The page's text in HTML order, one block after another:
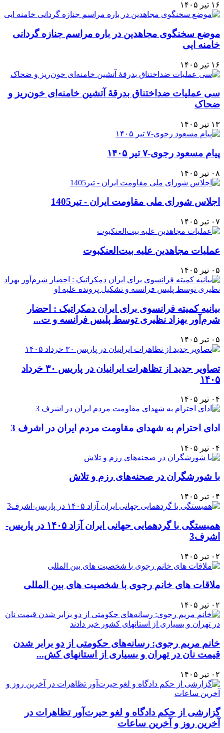
۱۶ تیر ۱۴۰۵
موضع سخنگوی مجاهدین در باره مراسم جنازه گردانی
خامنه ایی
۱۶ تیر ۱۴۰۵
سی عملیات ضداختناق بدرقهٔ آتشین خامنه‌ای خون‌ریز و
ضحاک
۱۳ تیر ۱۴۰۵
پیام مسعود رجوی-۷ تیر ۱۴۰۵
۰۸ تیر ۱۴۰۵
اجلاس شورای ملی مقاومت ایران - تیر1405
۰۷ تیر ۱۴۰۵
عملیات مجاهدین علیه بیت‌العنکبوت
۰۵ تیر ۱۴۰۵
بیانیه کمیته فرانسوی برای ایران دمکراتیک : احضار
شرم‌آور بهزاد نظیری توسط پلیس فرانسه و ت...
۰۵ تیر ۱۴۰۵
تصاویر جدید از تظاهرات ایرانیان در پاریس ۳۰ خرداد
۱۴۰۵
۰۴ تیر ۱۴۰۵
ادای احترام به شهدای مقاومت مردم ایران در اشرف 3
۰۴ تیر ۱۴۰۵
با شورشگران در صحنه‌های رزم و تلاش
۰۴ تیر ۱۴۰۵
همبستگی با گردهمایی جهانی ایران آزاد ۱۴۰۵ در پاریس-
اشرف3
۰۲ تیر ۱۴۰۵
ملاقات های خانم رجوی با شخصیت های بین المللی
۰۲ تیر ۱۴۰۵
خانم مریم رجوی: رسانه‌های حکومتی از دو برابر شدن
قیمت نان در تهران و بسیاری از استانهای کش...
۰۲ تیر ۱۴۰۵
گزارشی از حکم دادگاه و لغو حیرت‌آور تظاهرات در
آخرین روز و آخرین ساعات